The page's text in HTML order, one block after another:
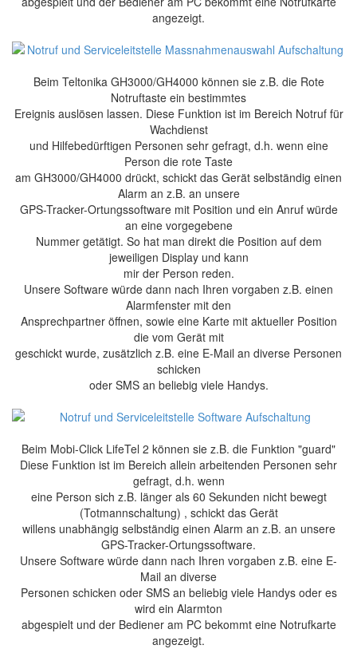
angezeigt.
Beim Teltonika GH3000/GH4000 können sie z.B. die Rote
Notruftaste ein bestimmtes
Ereignis auslösen lassen. Diese Funktion ist im Bereich Notruf für
Wachdienst
und Hilfebedürftigen Personen sehr gefragt, d.h. wenn eine
Person die rote Taste
am GH3000/GH4000 drückt, schickt das Gerät selbständig einen
Alarm an z.B. an unsere
GPS-Tracker-Ortungssoftware mit Position und ein Anruf würde
an eine vorgegebene
Nummer getätigt. So hat man direkt die Position auf dem
jeweiligen Display und kann
mir der Person reden.
Unsere Software würde dann nach Ihren vorgaben z.B. einen
Alarmfenster mit den
Ansprechpartner öffnen, sowie eine Karte mit aktueller Position
die vom Gerät mit
geschickt wurde, zusätzlich z.B. eine E-Mail an diverse Personen
schicken
oder SMS an beliebig viele Handys.
Beim Mobi-Click LifeTel 2 können sie z.B. die Funktion "guard"
Diese Funktion ist im Bereich allein arbeitenden Personen sehr
gefragt, d.h. wenn
eine Person sich z.B. länger als 60 Sekunden nicht bewegt
(Totmannschaltung) , schickt das Gerät
willens unabhängig selbständig einen Alarm an z.B. an unsere
GPS-Tracker-Ortungssoftware.
Unsere Software würde dann nach Ihren vorgaben z.B. eine E-
Mail an diverse
Personen schicken oder SMS an beliebig viele Handys oder es
wird ein Alarmton
abgespielt und der Bediener am PC bekommt eine Notrufkarte
angezeigt.